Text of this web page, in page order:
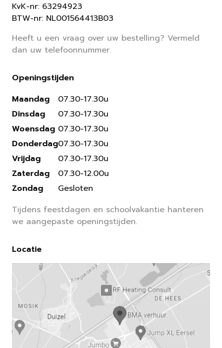
KvK-nr: 63294923
BTW-nr: NL001564413B03
Heeft u een vraag over uw bestelling? Vermeld
dan uw telefoonnummer.
Openingstijden
Maandag
Dinsdag
Woensdag
Donderdag
Vrijdag
Zaterdag
Zondag
07.30-17.30u
07.30-17.30u
07.30-17.30u
07.30-17.30u
07.30-17.30u
07.30-12.00u
Gesloten
Tijdens feestdagen en schoolvakantie hanteren
we aangepaste openingstijden.
Locatie